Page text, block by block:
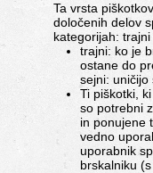
Ta vrsta
določenih delov
kategorijah: trajni
trajni: ko je
ostane do
sejni: uničijo
Ti piškotki,
so potrebni
in ponujene
vedno
uporabnik
brskalniku